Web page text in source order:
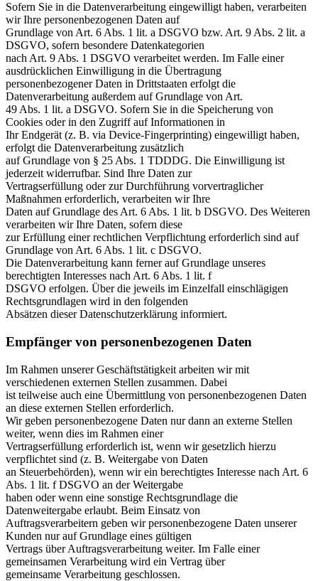
Sofern Sie in die Datenverarbeitung eingewilligt haben, verarbeiten
wir Ihre personenbezogenen Daten auf
Grundlage von Art. 6 Abs. 1 lit. a DSGVO bzw. Art. 9 Abs. 2 lit. a
DSGVO, sofern besondere Datenkategorien
nach Art. 9 Abs. 1 DSGVO verarbeitet werden. Im Falle einer
ausdrücklichen Einwilligung in die Übertragung
personenbezogener Daten in Drittstaaten erfolgt die
Datenverarbeitung außerdem auf Grundlage von Art.
49 Abs. 1 lit. a DSGVO. Sofern Sie in die Speicherung von
Cookies oder in den Zugriff auf Informationen in
Ihr Endgerät (z. B. via Device-Fingerprinting) eingewilligt haben,
erfolgt die Datenverarbeitung zusätzlich
auf Grundlage von § 25 Abs. 1 TDDDG. Die Einwilligung ist
jederzeit widerrufbar. Sind Ihre Daten zur
Vertragserfüllung oder zur Durchführung vorvertraglicher
Maßnahmen erforderlich, verarbeiten wir Ihre
Daten auf Grundlage des Art. 6 Abs. 1 lit. b DSGVO. Des Weiteren
verarbeiten wir Ihre Daten, sofern diese
zur Erfüllung einer rechtlichen Verpflichtung erforderlich sind auf
Grundlage von Art. 6 Abs. 1 lit. c DSGVO.
Die Datenverarbeitung kann ferner auf Grundlage unseres
berechtigten Interesses nach Art. 6 Abs. 1 lit. f
DSGVO erfolgen. Über die jeweils im Einzelfall einschlägigen
Rechtsgrundlagen wird in den folgenden
Absätzen dieser Datenschutzerklärung informiert.
Empfänger von personenbezogenen Daten
Im Rahmen unserer Geschäftstätigkeit arbeiten wir mit
verschiedenen externen Stellen zusammen. Dabei
ist teilweise auch eine Übermittlung von personenbezogenen Daten
an diese externen Stellen erforderlich.
Wir geben personenbezogene Daten nur dann an externe Stellen
weiter, wenn dies im Rahmen einer
Vertragserfüllung erforderlich ist, wenn wir gesetzlich hierzu
verpflichtet sind (z. B. Weitergabe von Daten
an Steuerbehörden), wenn wir ein berechtigtes Interesse nach Art. 6
Abs. 1 lit. f DSGVO an der Weitergabe
haben oder wenn eine sonstige Rechtsgrundlage die
Datenweitergabe erlaubt. Beim Einsatz von
Auftragsverarbeitern geben wir personenbezogene Daten unserer
Kunden nur auf Grundlage eines gültigen
Vertrags über Auftragsverarbeitung weiter. Im Falle einer
gemeinsamen Verarbeitung wird ein Vertrag über
gemeinsame Verarbeitung geschlossen.